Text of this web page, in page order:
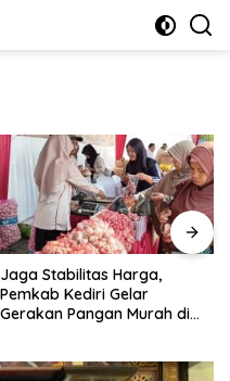
Jaga Stabilitas Harga,
Pemkab Kediri Gelar
Gerakan Pangan Murah di